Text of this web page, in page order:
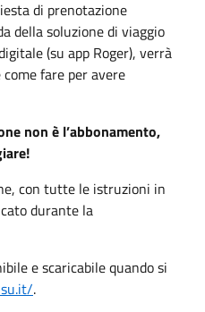
di prenotazione
della soluzione di viaggio
(su app Roger), verrà
fare per avere
non è l’abbonamento,
con tutte le istruzioni in
durante la
e scaricabile quando si
.